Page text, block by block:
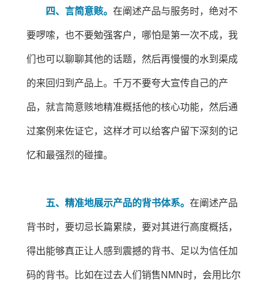
四、言简意赅。 在阐述产品与服务时，绝对不
要啰嗦，也不要勉强客户，哪怕是第一次不成，我
们也可以聊聊其他的话题，然后再慢慢的水到渠成
的来回归到产品上。千万不要夸大宣传自己的产
品，就言简意赅地精准概括他的核心功能，然后通
过案例来佐证它，这样才可以给客户留下深刻的记
忆和最强烈的碰撞。
五、精准地展示产品的背书体系。 在阐述产品
背书时，要切忌长篇累牍，要对其进行高度概括，
得出能够真正让人感到震撼的背书、足以为信任加
码的背书。比如在过去人们销售NMN时，会用比尔